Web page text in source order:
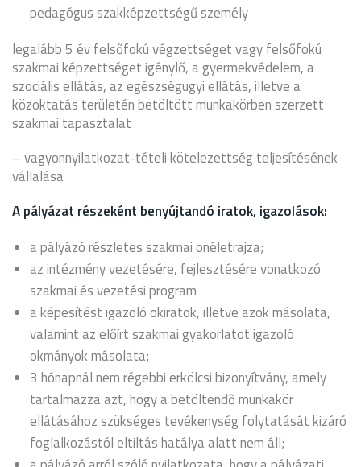
pedagógus szakképzettségű személy
legalább 5 év felsőfokú végzettséget vagy felsőfokú
szakmai képzettséget igénylő, a gyermekvédelem, a
szociális ellátás, az egészségügyi ellátás, illetve a
közoktatás területén betöltött munkakörben szerzett
szakmai tapasztalat
– vagyonnyilatkozat-tételi kötelezettség teljesítésének
vállalása
A pályázat részeként benyújtandó iratok, igazolások:
a pályázó részletes szakmai önéletrajza;
az intézmény vezetésére, fejlesztésére vonatkozó
szakmai és vezetési program
a képesítést igazoló okiratok, illetve azok másolata,
valamint az előírt szakmai gyakorlatot igazoló
okmányok másolata;
3 hónapnál nem régebbi erkölcsi bizonyítvány, amely
tartalmazza azt, hogy a betöltendő munkakör
ellátásához szükséges tevékenység folytatását kizáró
foglalkozástól eltiltás hatálya alatt nem áll;